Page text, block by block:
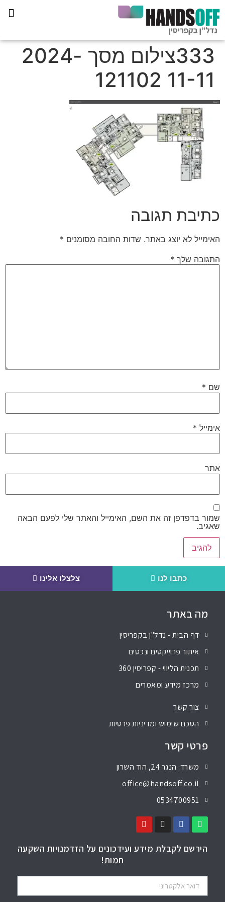
333צילום מסך 2024-
11-11 121102
כתיבת תגובה
האימייל לא יוצג באתר. שדות החובה מסומנים *
התגובה שלך *
שם *
אימייל *
אתר
שמור בדפדפן זה את השם, האימייל והאתר שלי לפעם הבאה
שאגיב.
כתבו לנו צלצלו אלינו
מה באתר
דף הבית - נדל"ן בקפריסין
איתור פרוייקטים ונכסים
תכנית הליווי - קפריסין 360
מרכז מידע ומאמרים
צור קשר
הסכם שימוש ומדיניות פרטיות
פרטי קשר
משרד: הנגר 24, הוד השרון
office@handsoff.co.il
0534700951
הירשם לקבלת מידע ועידכונים על הזדמנויות השקעה
חמות!